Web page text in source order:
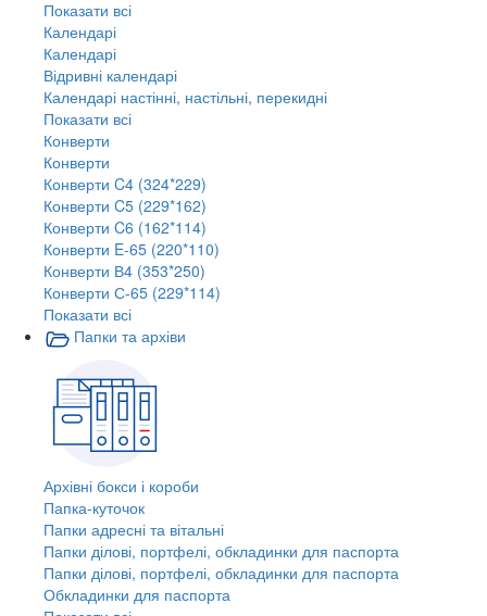
Показати всі
Календарі
Календарі
Відривні календарі
Календарі настінні, настільні, перекидні
Показати всі
Конверти
Конверти
Конверти C4 (324*229)
Конверти C5 (229*162)
Конверти C6 (162*114)
Конверти E-65 (220*110)
Конверти В4 (353*250)
Конверти С-65 (229*114)
Показати всі
Папки та архіви
Архівні бокси і короби
Папка-куточок
Папки адресні та вітальні
Папки ділові, портфелі, обкладинки для паспорта
Папки ділові, портфелі, обкладинки для паспорта
Обкладинки для паспорта